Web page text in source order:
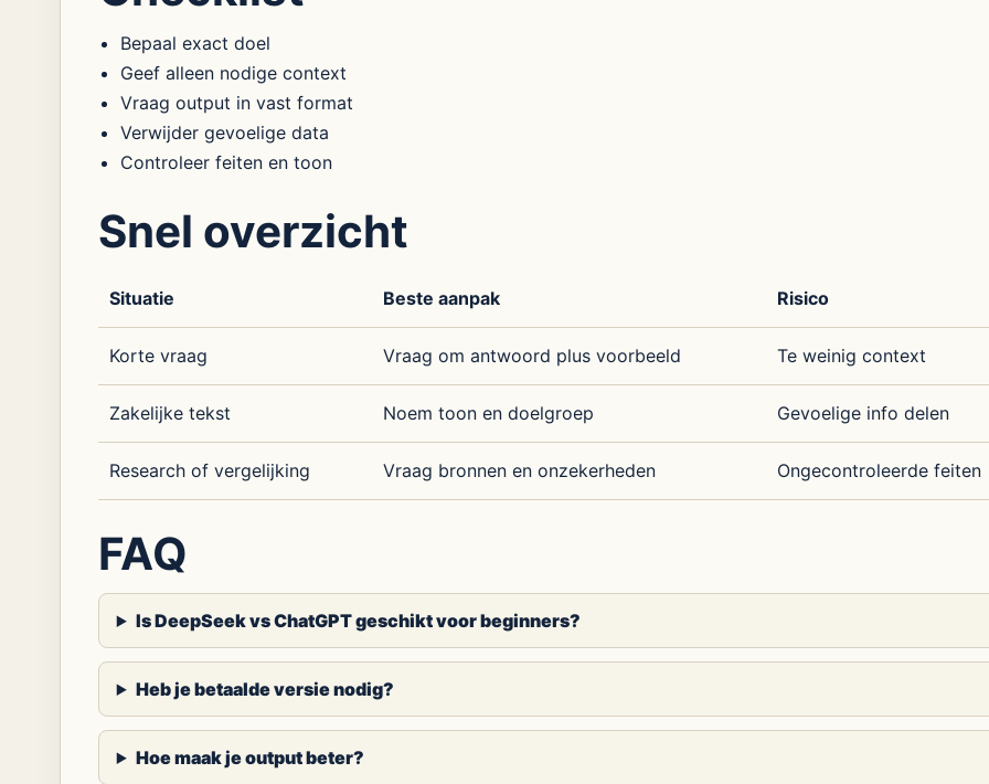
Bepaal exact doel
Geef alleen nodige context
Vraag output in vast format
Verwijder gevoelige data
Controleer feiten en toon
Snel overzicht
Situatie Beste aanpak Risico
Korte vraag Vraag om antwoord plus voorbeeld Te weinig context
Zakelijke tekst Noem toon en doelgroep Gevoelige info delen
Research of vergelijking Vraag bronnen en onzekerheden Ongecontroleerde feiten
FAQ
Is DeepSeek vs ChatGPT geschikt voor beginners?
Heb je betaalde versie nodig?
Hoe maak je output beter?